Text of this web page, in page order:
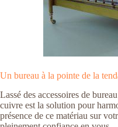
Un bureau à la pointe de la
Lassé des accessoires de
cuivre est la solution pour
présence de ce matériau sur